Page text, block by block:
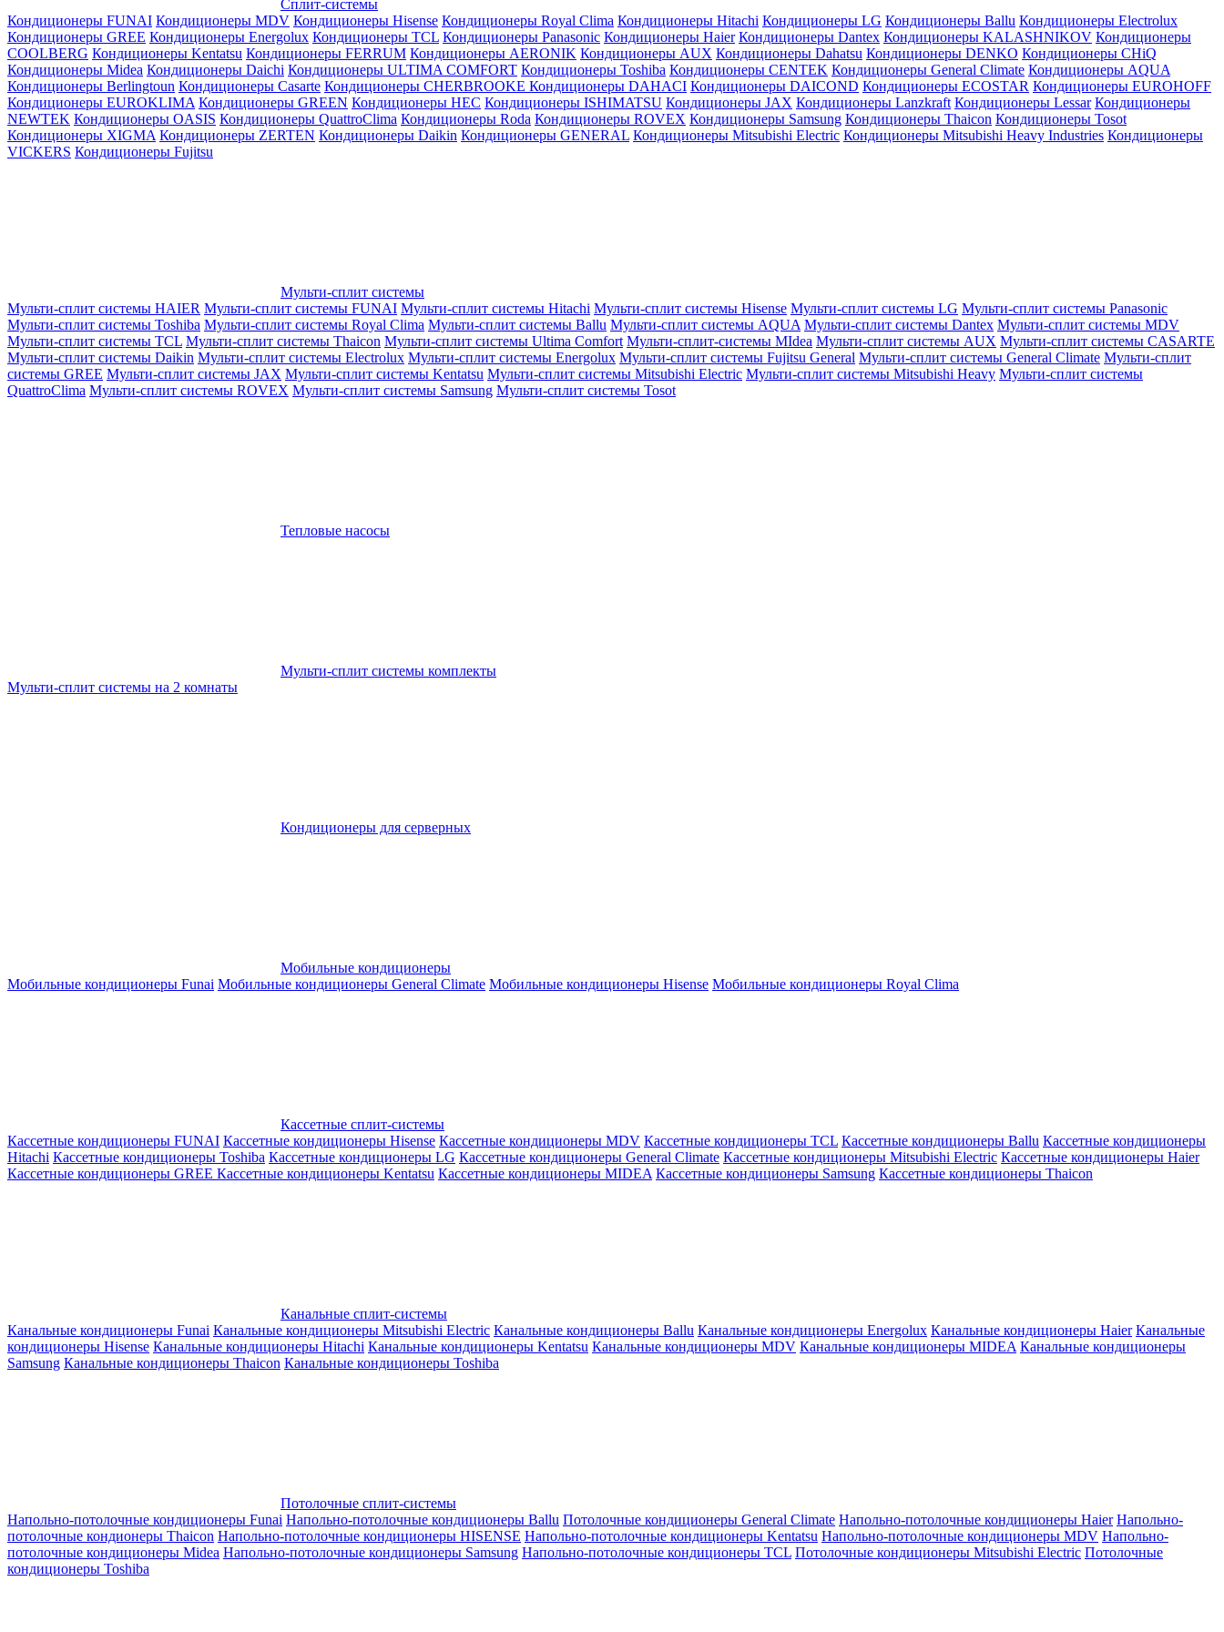
Сплит-системы
Кондиционеры FUNAI Кондиционеры MDV Кондиционеры Hisense Кондиционеры Royal Clima Кондиционеры Hitachi Кондиционеры LG Кондиционеры Ballu Кондиционеры Electrolux
Кондиционеры GREE Кондиционеры Energolux Кондиционеры TCL Кондиционеры Panasonic Кондиционеры Haier Кондиционеры Dantex Кондиционеры KALASHNIKOV Кондиционеры
СOOLBERG Кондиционеры Kentatsu Кондиционеры FERRUM Кондиционеры AERONIK Кондиционеры AUX Кондиционеры Dahatsu Кондиционеры DENKO Кондиционеры CHiQ
Кондиционеры Midea Кондиционеры Daichi Кондиционеры ULTIMA COMFORT Кондиционеры Toshiba Кондиционеры CENTEK Кондиционеры General Climate Кондиционеры AQUA
Кондиционеры Berlingtoun Кондиционеры Casarte Кондиционеры CHERBROOKE Кондиционеры DAHACI Кондиционеры DAICOND Кондиционеры ECOSTAR Кондиционеры EUROHOFF
Кондиционеры EUROKLIMA Кондиционеры GREEN Кондиционеры HEC Кондиционеры ISHIMATSU Кондиционеры JAX Кондиционеры Lanzkraft Кондиционеры Lessar Кондиционеры
NEWTEK Кондиционеры OASIS Кондиционеры QuattroClima Кондиционеры Roda Кондиционеры ROVEX Кондиционеры Samsung Кондиционеры Thaicon Кондиционеры Tosot
Кондиционеры XIGMA Кондиционеры ZERTEN Кондиционеры Daikin Кондиционеры GENERAL Кондиционеры Mitsubishi Electric Кондиционеры Mitsubishi Heavy Industries Кондиционеры
VICKERS Кондиционеры Fujitsu
Мульти-сплит системы
Мульти-сплит системы HAIER Мульти-сплит системы FUNAI Мульти-сплит системы Hitachi Мульти-сплит системы Hisense Мульти-сплит системы LG Мульти-сплит системы Panasonic
Мульти-сплит системы Toshiba Мульти-сплит системы Royal Clima Мульти-сплит системы Ballu Мульти-сплит системы AQUA Мульти-сплит системы Dantex Мульти-сплит системы MDV
Мульти-сплит системы TCL Мульти-сплит системы Thaicon Мульти-сплит системы Ultima Comfort Мульти-сплит-системы MIdea Мульти-сплит системы AUX Мульти-сплит системы CASARTE
Мульти-сплит системы Daikin Мульти-сплит системы Electrolux Мульти-сплит системы Energolux Мульти-сплит системы Fujitsu General Мульти-сплит системы General Climate Мульти-сплит
системы GREE Мульти-сплит системы JAX Мульти-сплит системы Kentatsu Мульти-сплит системы Mitsubishi Electric Мульти-сплит системы Mitsubishi Heavy Мульти-сплит системы
QuattroClima Мульти-сплит системы ROVEX Мульти-сплит системы Samsung Мульти-сплит системы Tosot
Тепловые насосы
Мульти-сплит системы комплекты
Мульти-сплит системы на 2 комнаты
Кондиционеры для серверных
Мобильные кондиционеры
Мобильные кондиционеры Funai Мобильные кондиционеры General Climate Мобильные кондиционеры Hisense Мобильные кондиционеры Royal Clima
Кассетные сплит-системы
Кассетные кондиционеры FUNAI Кассетные кондиционеры Hisense Кассетные кондиционеры MDV Кассетные кондиционеры TCL Кассетные кондиционеры Ballu Кассетные кондиционеры
Hitachi Кассетные кондиционеры Toshiba Кассетные кондиционеры LG Кассетные кондиционеры General Climate Кассетные кондиционеры Mitsubishi Electric Кассетные кондиционеры Haier
Кассетные кондиционеры GREE Кассетные кондиционеры Kentatsu Кассетные кондиционеры MIDEA Кассетные кондиционеры Samsung Кассетные кондиционеры Thaicon
Канальные сплит-системы
Канальные кондиционеры Funai Канальные кондиционеры Mitsubishi Electric Канальные кондиционеры Ballu Канальные кондиционеры Energolux Канальные кондиционеры Haier Канальные
кондиционеры Hisense Канальные кондиционеры Hitachi Канальные кондиционеры Kentatsu Канальные кондиционеры MDV Канальные кондиционеры MIDEA Канальные кондиционеры
Samsung Канальные кондиционеры Thaicon Канальные кондиционеры Toshiba
Потолочные сплит-системы
Напольно-потолочные кондиционеры Funai Напольно-потолочные кондиционеры Ballu Потолочные кондиционеры General Climate Напольно-потолочные кондиционеры Haier Напольно-
потолочные кондионеры Thaicon Напольно-потолочные кондиционеры HISENSE Напольно-потолочные кондиционеры Kentatsu Напольно-потолочные кондиционеры MDV Напольно-
потолочные кондиционеры Midea Напольно-потолочные кондиционеры Samsung Напольно-потолочные кондиционеры TCL Потолочные кондиционеры Mitsubishi Electric Потолочные
кондиционеры Toshiba